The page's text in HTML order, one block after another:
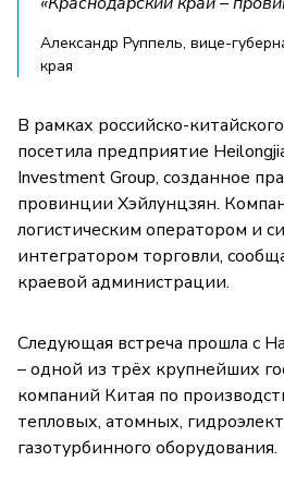
Александр Руппель, вице-
края
В рамках российско-
посетила предприятие
Investment Group, созданное
провинции Хэйлунцзян.
логистическим оператором и
интегратором торговли,
краевой администрации.
Следующая встреча прошла с
– одной из трёх крупнейших
компаний Китая по
тепловых, атомных,
газотурбинного оборудования.